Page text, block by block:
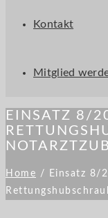
Kontakt
Mitglied
EINSATZ 8/
Home /
Einsatz 8/